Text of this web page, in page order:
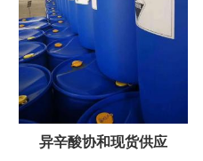
异辛酸协和现货供应